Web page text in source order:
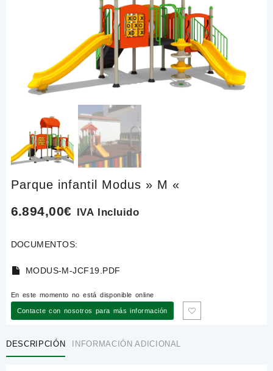
Parque infantil Modus » M «
6.894,00€ IVA Incluido
DOCUMENTOS:
MODUS-M-JCF19.PDF
En este momento no está disponible online
Contacte con nosotros para más información
DESCRIPCIÓN INFORMACIÓN ADICIONAL